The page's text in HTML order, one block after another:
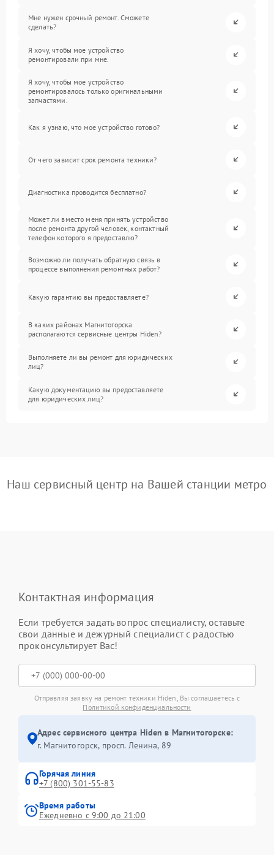
Мне нужен срочный ремонт. Сможете
сделать?
Я хочу, чтобы мое устройство
ремонтировали при мне.
Я хочу, чтобы мое устройство
ремонтировалось только оригинальными
запчастями.
Как я узнаю, что мое устройство готово?
От чего зависит срок ремонта техники?
Диагностика проводится бесплатно?
Может ли вместо меня принять устройство
после ремонта другой человек, контактный
телефон которого я предоставлю?
Возможно ли получать обратную связь в
процессе выполнения ремонтных работ?
Какую гарантию вы предоставляете?
В каких районах Магнитогорска
располагаются сервисные центры Hiden?
Выполняете ли вы ремонт для юридических
лиц?
Какую документацию вы предоставляете
для юридических лиц?
Наш сервисный центр на Вашей станции метро
Контактная информация
Если требуется задать вопрос специалисту, оставьте
свои данные и дежурный специалист с радостью
проконсультирует Вас!
Отправляя заявку на ремонт техники Hiden, Вы соглашаетесь с
Политикой конфиденциальности
Адрес сервисного центра Hiden в Магнитогорске:
г. Магнитогорск, просп. Ленина, 89
Горячая линия
+7 (800) 301-55-83
Время работы
Ежедневно с 9:00 до 21:00